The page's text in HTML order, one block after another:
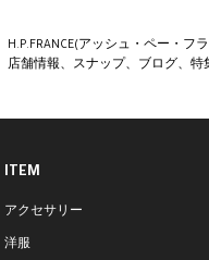
H.P.FRANCE(アッシュ・ペー・フ
店舗情報、スナップ、ブログ、特
ITEM
アクセサリー
洋服